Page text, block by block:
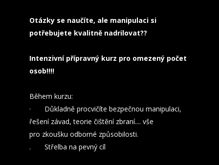
Otázky se naučíte, ale manipulaci si
potřebujete kvalitně nadrilovat??
Intenzivní přípravný kurz pro omezený počet
osob!!!!
Během kurzu:
· Důkladně procvičíte bezpečnou manipulaci,
řešení závad, teorie čištění zbraní.... vše
pro zkoušku odborné způsobilosti.
. Střelba na pevný cíl